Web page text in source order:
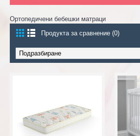
Ортопедичени бебешки матраци
Продукта за сравнение (0)